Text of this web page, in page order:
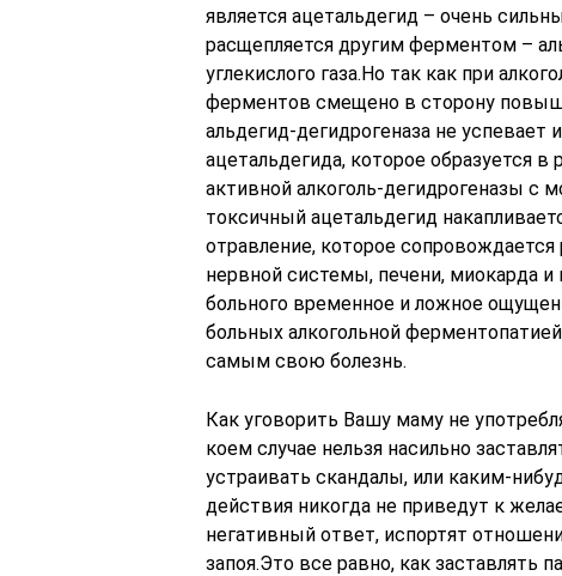
является ацетальдегид – очень
расщепляется другим ферментом –
углекислого газа.Но так как при
ферментов смещено в сторону
альдегид-дегидрогеназа не
ацетальдегида, которое образуется
активной алкоголь-дегидрогеназы с
токсичный ацетальдегид
отравление, которое
нервной системы, печени, миокарда
больного временное и ложное
больных алкогольной
самым свою болезнь.
Как уговорить Вашу маму не
коем случае нельзя насильно
устраивать скандалы, или каким-
действия никогда не приведут к
негативный ответ, испортят
запоя.Это все равно, как заставлять